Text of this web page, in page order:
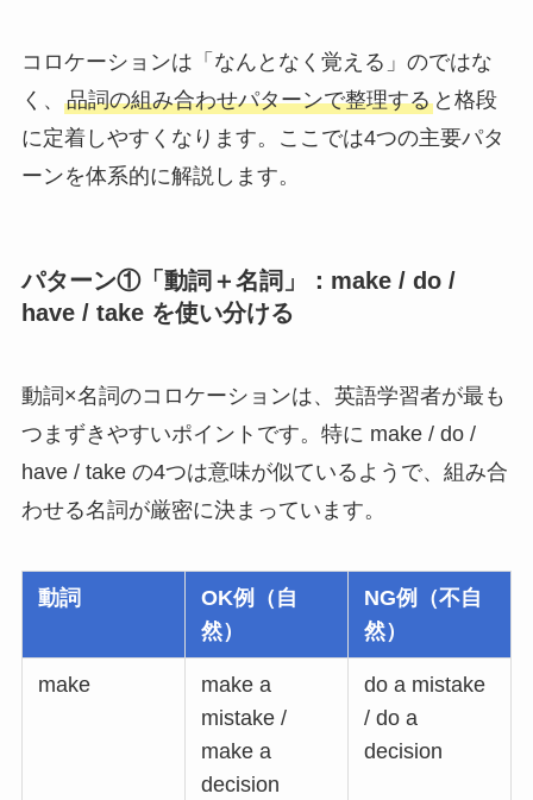
コロケーションは「なんとなく覚える」のではな
く、 品詞の組み合わせパターンで整理すると格段
に定着しやすくなります。ここでは4つの主要パタ
ーンを体系的に解説します。
パターン①「動詞＋名詞」：make / do /
have / take を使い分ける
動詞×名詞のコロケーションは、英語学習者が最も
つまずきやすいポイントです。特に make / do /
have / take の4つは意味が似ているようで、組み合
わせる名詞が厳密に決まっています。
動詞
OK例（自
然）
NG例（不自
然）
make
make a
mistake /
make a
decision
do a mistake
/ do a
decision